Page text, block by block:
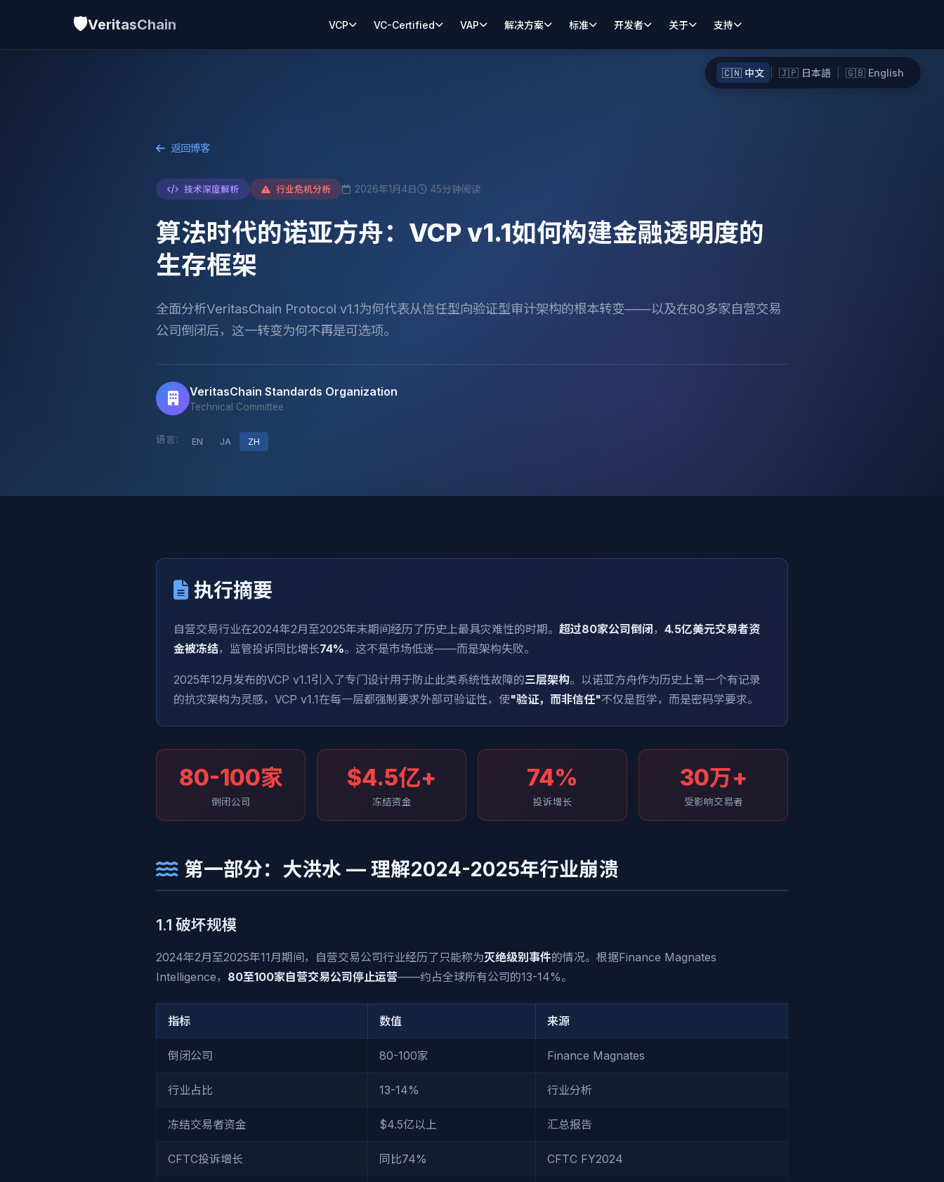
🛡️VeritasChain VCP VC-Certified VAP 解决方案 标准 开发者 关于 支持
🇨🇳 中文 🇯🇵 日本語 🇬🇧 English
返回博客
技术深度解析 行业危机分析 2026年1月4日 45分钟阅读
算法时代的诺亚方舟：VCP v1.1如何构建金融透明度的
生存框架
全面分析VeritasChain Protocol v1.1为何代表从信任型向验证型审计架构的根本转变——以及在80多家自营交易
公司倒闭后，这一转变为何不再是可选项。
VeritasChain Standards Organization
Technical Committee
语言: EN JA ZH
执行摘要
自营交易行业在2024年2月至2025年末期间经历了历史上最具灾难性的时期。 超过80家公司倒闭 ， 4.5亿美元交易者资
金被冻结，监管投诉同比增长74%。这不是市场低迷——而是架构失败。
2025年12月发布的VCP v1.1引入了专门设计用于防止此类系统性故障的三层架构。以诺亚方舟作为历史上第一个有记录
的抗灾架构为灵感，VCP v1.1在每一层都强制要求外部可验证性，使"验证，而非信任"不仅是哲学，而是密码学要求。
80-100家
倒闭公司
$4.5亿+
冻结资金
74%
投诉增长
30万+
受影响交易者
第一部分：大洪水 — 理解2024-2025年行业崩溃
1.1 破坏规模
2024年2月至2025年11月期间，自营交易公司行业经历了只能称为灭绝级别事件的情况。根据Finance Magnates
Intelligence， 80至100家自营交易公司停止运营——约占全球所有公司的13-14%。
指标 数值 来源
倒闭公司 80-100家 Finance Magnates
行业占比 13-14% 行业分析
冻结交易者资金 $4.5亿以上 汇总报告
CFTC投诉增长 同比74% CFTC FY2024